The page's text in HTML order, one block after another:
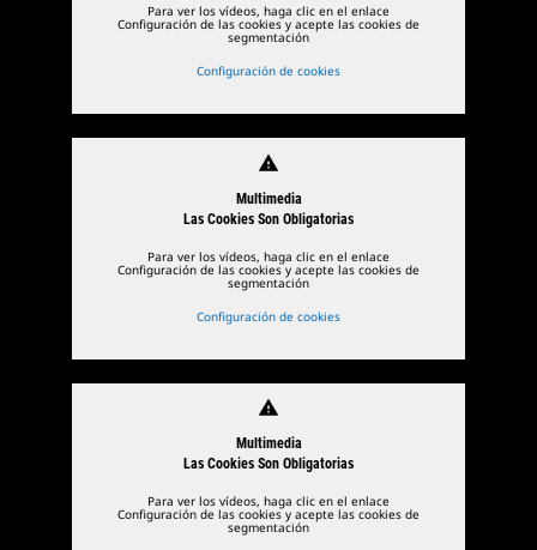
Para ver los vídeos, haga clic en el enlace
Configuración de las cookies y acepte las cookies de
segmentación
Configuración de cookies
warning
Multimedia
Las Cookies Son Obligatorias
Para ver los vídeos, haga clic en el enlace
Configuración de las cookies y acepte las cookies de
segmentación
Configuración de cookies
warning
Multimedia
Las Cookies Son Obligatorias
Para ver los vídeos, haga clic en el enlace
Configuración de las cookies y acepte las cookies de
segmentación